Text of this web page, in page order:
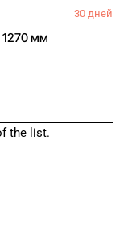
30 дней
3SH 1270 мм
the list.